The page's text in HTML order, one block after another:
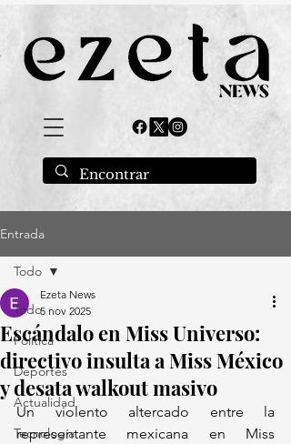
Entrada
Todo
Política
Deportes
Actualidad
Tecnología
Todo
Escándalo en Miss Universo:
directivo insulta a Miss México
y desata walkout masivo
Ezeta News
5 nov 2025
Un violento altercado entre la
representante mexicana en Miss